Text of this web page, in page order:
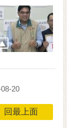
20
回最上面